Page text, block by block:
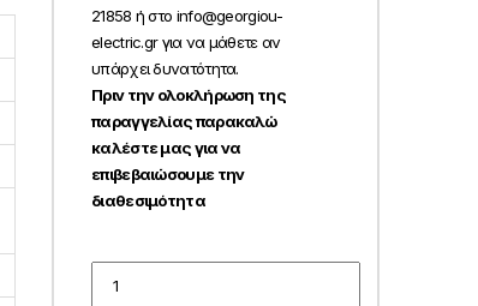
21858 ή στο info@georgiou-
electric.gr για να μάθετε αν
υπάρχει δυνατότητα.
Πριν την ολοκλήρωση της
παραγγελίας παρακαλώ
καλέστε μας για να
επιβεβαιώσουμε την
διαθεσιμότητα